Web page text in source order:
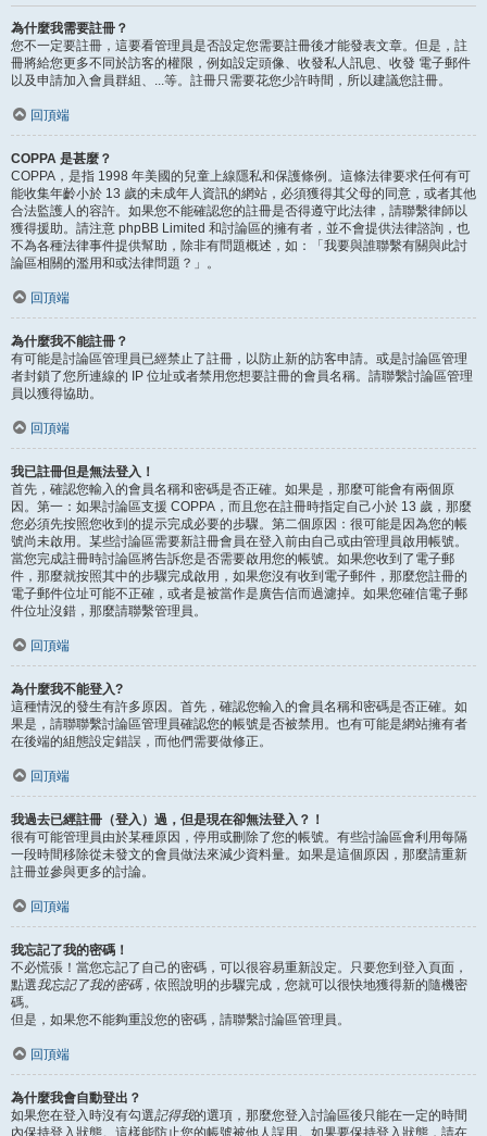
為什麼我需要註冊？
您不一定要註冊，這要看管理員是否設定您需要註冊後才能發表文章。但是，註
冊將給您更多不同於訪客的權限，例如設定頭像、收發私人訊息、收發 電子郵件
以及申請加入會員群組、...等。註冊只需要花您少許時間，所以建議您註冊。
回頂端
COPPA 是甚麼？
COPPA，是指 1998 年美國的兒童上線隱私和保護條例。這條法律要求任何有可
能收集年齡小於 13 歲的未成年人資訊的網站，必須獲得其父母的同意，或者其他
合法監護人的容許。如果您不能確認您的註冊是否得遵守此法律，請聯繫律師以
獲得援助。請注意 phpBB Limited 和討論區的擁有者，並不會提供法律諮詢，也
不為各種法律事件提供幫助，除非有問題概述，如：「我要與誰聯繫有關與此討
論區相關的濫用和或法律問題？」。
回頂端
為什麼我不能註冊？
有可能是討論區管理員已經禁止了註冊，以防止新的訪客申請。或是討論區管理
者封鎖了您所連線的 IP 位址或者禁用您想要註冊的會員名稱。請聯繫討論區管理
員以獲得協助。
回頂端
我已註冊但是無法登入！
首先，確認您輸入的會員名稱和密碼是否正確。如果是，那麼可能會有兩個原
因。第一：如果討論區支援 COPPA，而且您在註冊時指定自己小於 13 歲，那麼
您必須先按照您收到的提示完成必要的步驟。第二個原因：很可能是因為您的帳
號尚未啟用。某些討論區需要新註冊會員在登入前由自己或由管理員啟用帳號。
當您完成註冊時討論區將告訴您是否需要啟用您的帳號。如果您收到了電子郵
件，那麼就按照其中的步驟完成啟用，如果您沒有收到電子郵件，那麼您註冊的
電子郵件位址可能不正確，或者是被當作是廣告信而過濾掉。如果您確信電子郵
件位址沒錯，那麼請聯繫管理員。
回頂端
為什麼我不能登入?
這種情況的發生有許多原因。首先，確認您輸入的會員名稱和密碼是否正確。如
果是，請聯聯繫討論區管理員確認您的帳號是否被禁用。也有可能是網站擁有者
在後端的組態設定錯誤，而他們需要做修正。
回頂端
我過去已經註冊（登入）過，但是現在卻無法登入？！
很有可能管理員由於某種原因，停用或刪除了您的帳號。有些討論區會利用每隔
一段時間移除從未發文的會員做法來減少資料量。如果是這個原因，那麼請重新
註冊並參與更多的討論。
回頂端
我忘記了我的密碼！
不必慌張！當您忘記了自己的密碼，可以很容易重新設定。只要您到登入頁面，
點選我忘記了我的密碼，依照說明的步驟完成，您就可以很快地獲得新的隨機密
碼。
但是，如果您不能夠重設您的密碼，請聯繫討論區管理員。
回頂端
為什麼我會自動登出？
如果您在登入時沒有勾選記得我的選項，那麼您登入討論區後只能在一定的時間
內保持登入狀態。這樣能防止您的帳號被他人誤用。如果要保持登入狀態，請在